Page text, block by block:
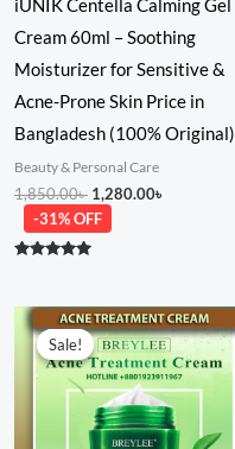
iUNIK Centella Calming Gel
Cream 60ml – Soothing
Moisturizer for Sensitive &
Acne-Prone Skin Price in
Bangladesh (100% Original)
Beauty & Personal Care
1,850.00৳ 1,280.00৳
-31% OFF
Sale!
Sale!
Original
price
was:
650.00৳ .
Current
price
is:
550.00৳ .